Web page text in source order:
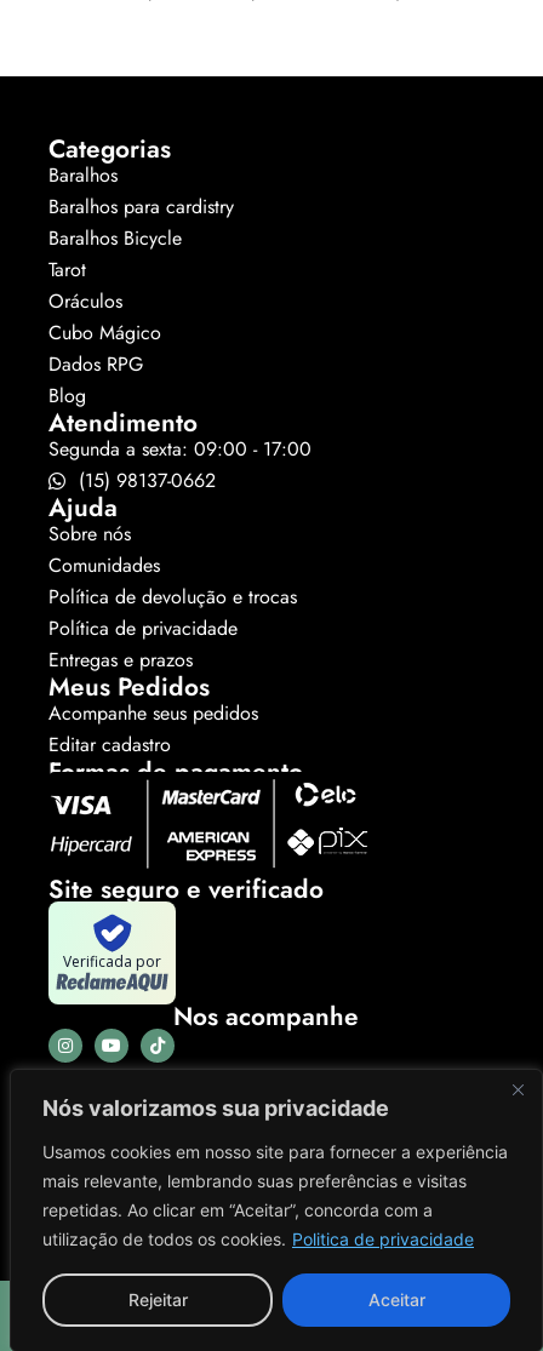
Nós valorizamos sua privacidade
Usamos cookies em nosso site para fornecer a experiência
mais relevante, lembrando suas preferências e visitas
repetidas. Ao clicar em “Aceitar”, concorda com a
utilização de todos os cookies. Politica de privacidade
Rejeitar Aceitar
Categorias
Baralhos
Baralhos para cardistry
Baralhos Bicycle
Tarot
Oráculos
Cubo Mágico
Dados RPG
Blog
Atendimento
Segunda a sexta: 09:00 - 17:00
(15) 98137-0662
Ajuda
Sobre nós
Comunidades
Política de devolução e trocas
Política de privacidade
Entregas e prazos
Meus Pedidos
Acompanhe seus pedidos
Editar cadastro
Formas de pagamento
Site seguro e verificado
Verificada por
Nos acompanhe
El King Colecionáveis CNPJ: 41.702.965/0001-03